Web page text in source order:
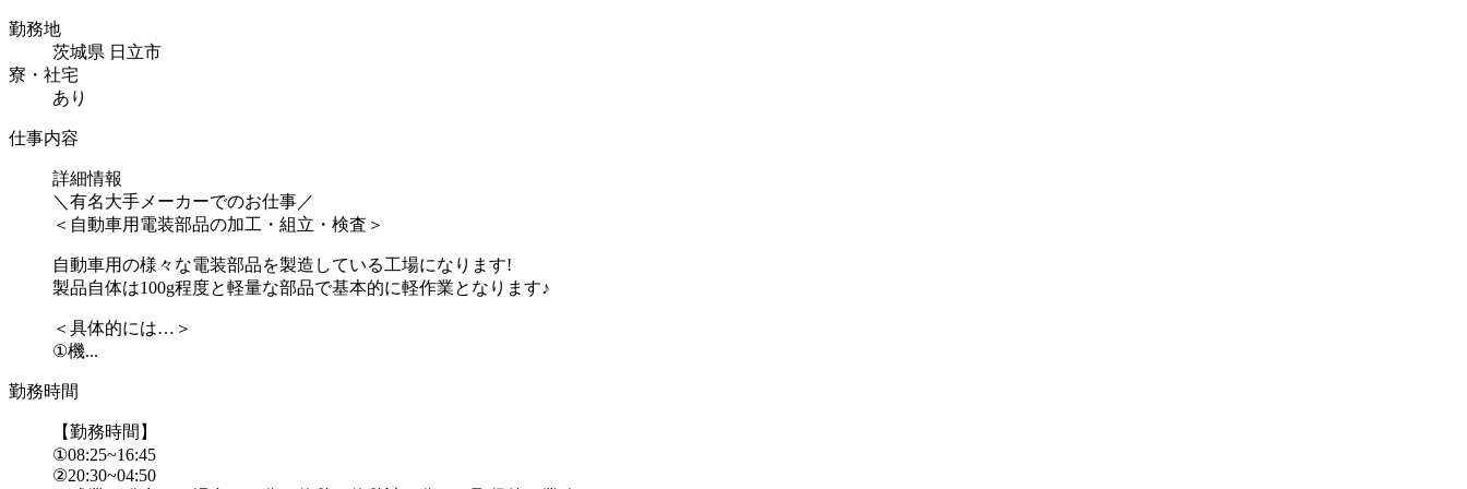
勤務地
茨城県 日立市
寮・社宅
あり
仕事内容
詳細情報
＼有名大手メーカーでのお仕事／
＜自動車用電装部品の加工・組立・検査＞
自動車用の様々な電装部品を製造している工場になります!
製品自体は100g程度と軽量な部品で基本的に軽作業となります♪
＜具体的には…＞
①機...
勤務時間
【勤務時間】
①08:25~16:45
②20:30~04:50